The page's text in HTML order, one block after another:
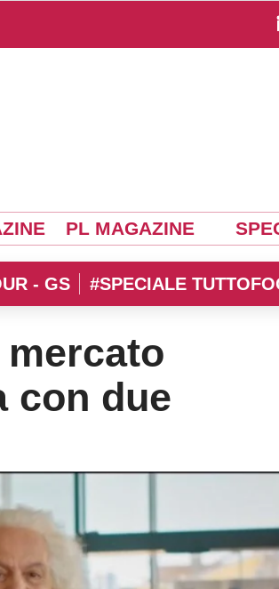
PL MAGAZINE
- GS #SPECIALE
con due